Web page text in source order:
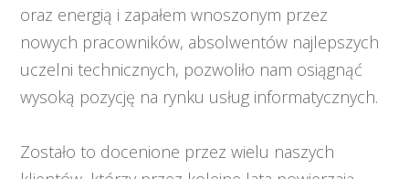
oraz energią i zapałem wnoszonym przez
nowych pracowników, absolwentów najlepszych
uczelni technicznych, pozwoliło nam osiągnąć
wysoką pozycję na rynku usług informatycznych.
Zostało to docenione przez wielu naszych